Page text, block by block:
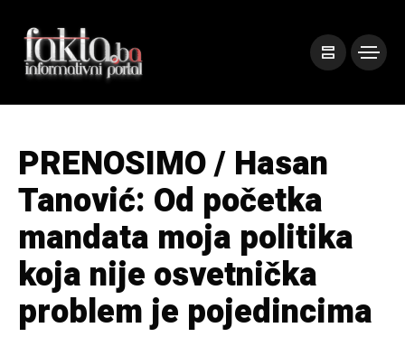
PRENOSIMO / Hasan
Tanović: Od početka
mandata moja politika
koja nije osvetnička
problem je pojedincima